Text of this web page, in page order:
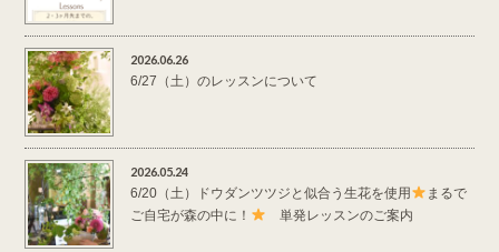
2026.06.26
6/27（土）のレッスンについて
2026.05.24
6/20（土）ドウダンツツジと似合う生花を使用
まるで
ご自宅が森の中に！
単発レッスンのご案内